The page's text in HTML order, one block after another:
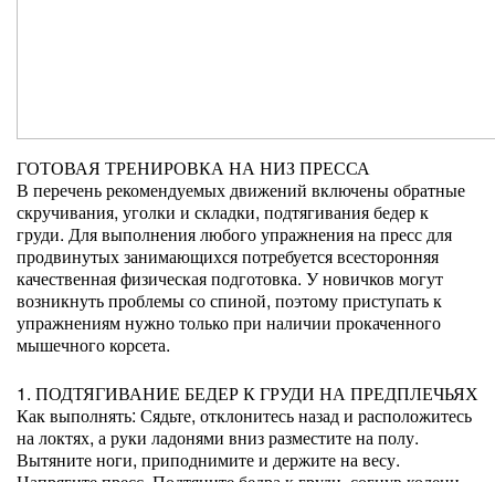
ГОТОВАЯ ТРЕНИРОВКА НА НИЗ ПРЕССА
В перечень рекомендуемых движений включены обратные
скручивания, уголки и складки, подтягивания бедер к
груди. Для выполнения любого упражнения на пресс для
продвинутых занимающихся потребуется всесторонняя
качественная физическая подготовка. У новичков могут
возникнуть проблемы со спиной, поэтому приступать к
упражнениям нужно только при наличии прокаченного
мышечного корсета.
1. ПОДТЯГИВАНИЕ БЕДЕР К ГРУДИ НА ПРЕДПЛЕЧЬЯХ
Как выполнять: Сядьте, отклонитесь назад и расположитесь
на локтях, а руки ладонями вниз разместите на полу.
Вытяните ноги, приподнимите и держите на весу.